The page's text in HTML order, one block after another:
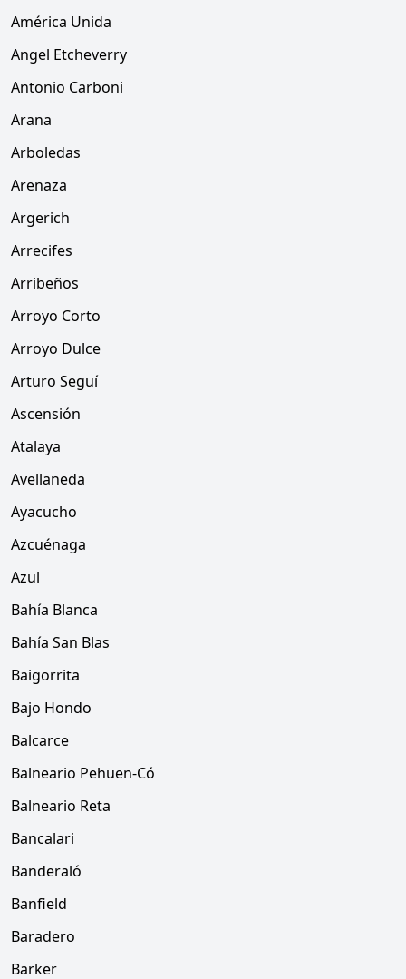
América Unida
Angel Etcheverry
Antonio Carboni
Arana
Arboledas
Arenaza
Argerich
Arrecifes
Arribeños
Arroyo Corto
Arroyo Dulce
Arturo Seguí
Ascensión
Atalaya
Avellaneda
Ayacucho
Azcuénaga
Azul
Bahía Blanca
Bahía San Blas
Baigorrita
Bajo Hondo
Balcarce
Balneario Pehuen-Có
Balneario Reta
Bancalari
Banderaló
Banfield
Baradero
Barker